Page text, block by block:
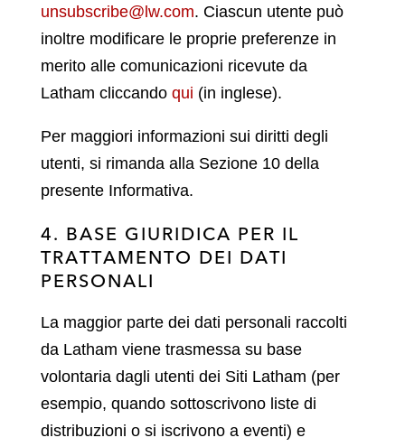
unsubscribe@lw.com. Ciascun utente può
inoltre modificare le proprie preferenze in
merito alle comunicazioni ricevute da
Latham cliccando qui (in inglese).
Per maggiori informazioni sui diritti degli
utenti, si rimanda alla Sezione 10 della
presente Informativa.
4. BASE GIURIDICA PER IL
TRATTAMENTO DEI DATI
PERSONALI
La maggior parte dei dati personali raccolti
da Latham viene trasmessa su base
volontaria dagli utenti dei Siti Latham (per
esempio, quando sottoscrivono liste di
distribuzioni o si iscrivono a eventi) e